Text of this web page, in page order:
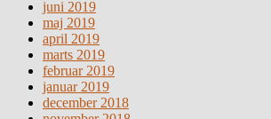
juni 2019
maj 2019
april 2019
marts 2019
februar 2019
januar 2019
december 2018